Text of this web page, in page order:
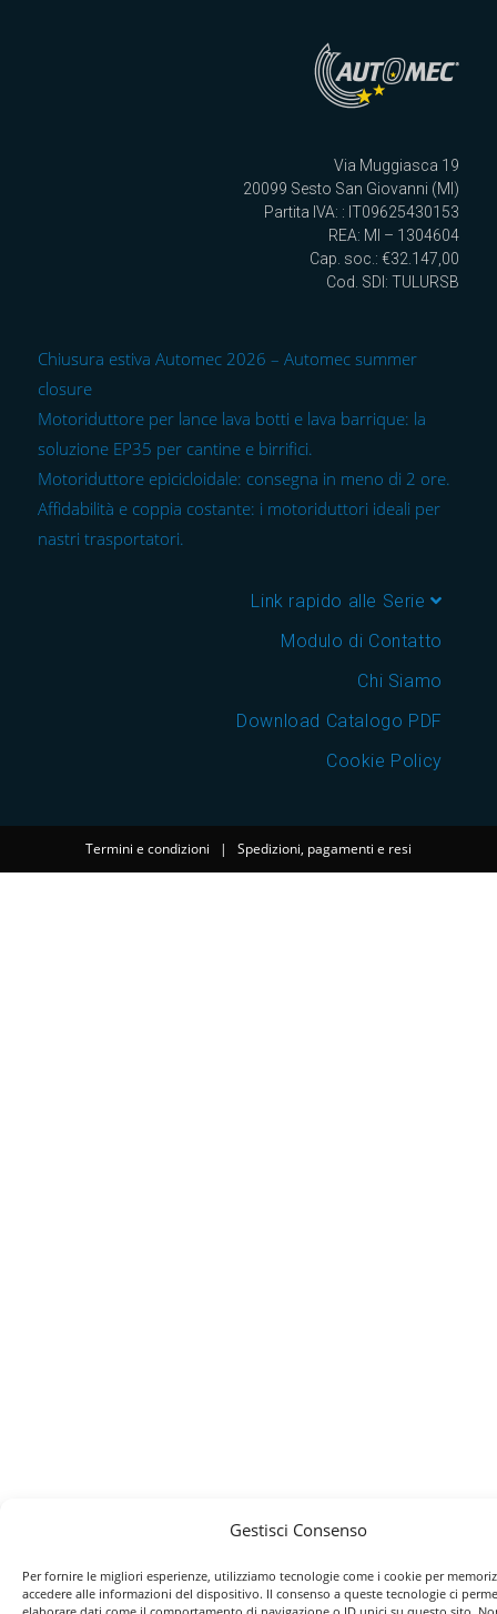
Gestisci Consenso
Per fornire le migliori esperienze, utilizziamo tecnologie come i cookie per
accedere alle informazioni del dispositivo. Il consenso a queste tecnologie ci
Via Muggiasca 19
20099 Sesto San Giovanni (MI)
Partita IVA: : IT09625430153
REA: MI – 1304604
Cap. soc.: €32.147,00
Cod. SDI: TULURSB
Chiusura estiva Automec 2026 – Automec summer
closure
Motoriduttore per lance lava botti e lava barrique: la
soluzione EP35 per cantine e birrifici.
Motoriduttore epicicloidale: consegna in meno di 2 ore.
Affidabilità e coppia costante: i motoriduttori ideali per
nastri trasportatori.
Link rapido alle Serie
Modulo di Contatto
Chi Siamo
Download Catalogo PDF
Cookie Policy
Termini e condizioni | Spedizioni, pagamenti e resi